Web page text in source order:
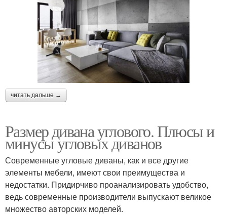
читать дальше →
Размер дивана углового. Плюсы и
минусы угловых диванов
Современные угловые диваны, как и все другие
элементы мебели, имеют свои преимущества и
недостатки. Придирчиво проанализировать удобство,
ведь современные производители выпускают великое
множество авторских моделей.